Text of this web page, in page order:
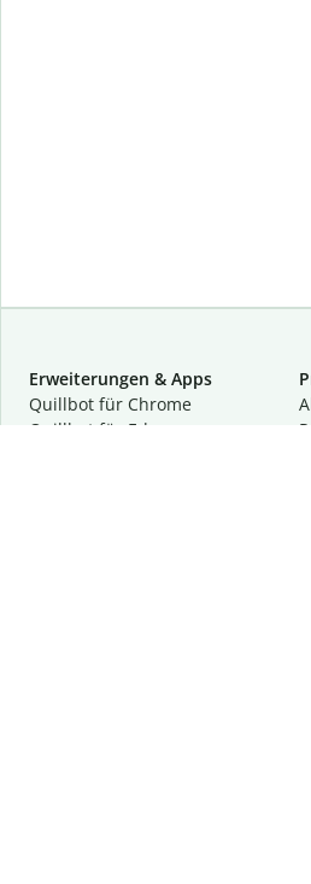
Erweiterungen & Apps
Quillbot für Chrome
Quillbot für Edge